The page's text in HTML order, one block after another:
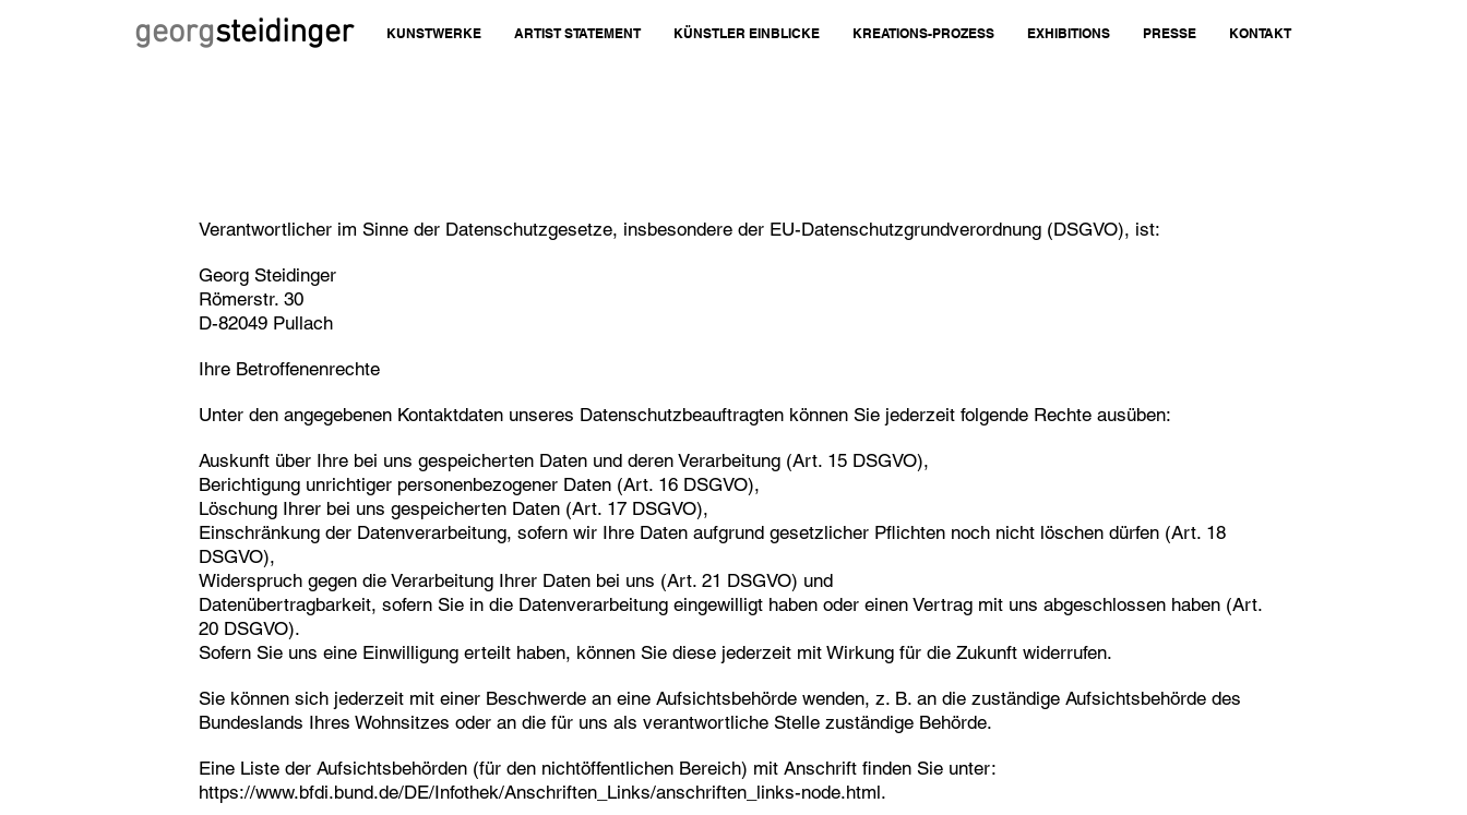
KUNSTWERKE ARTIST STATEMENT KÜNSTLER EINBLICKE KREATIONS-PROZESS EXHIBITIONS PRESSE KONTAKT
georgsteidinger
Verantwortlicher im Sinne der Datenschutzgesetze, insbesondere der EU-Datenschutzgrundverordnung (DSGVO), ist:
Georg Steidinger
Römerstr. 30
D-82049 Pullach
Ihre Betroffenenrechte
Unter den angegebenen Kontaktdaten unseres Datenschutzbeauftragten können Sie jederzeit folgende Rechte ausüben:
Auskunft über Ihre bei uns gespeicherten Daten und deren Verarbeitung (Art. 15 DSGVO),
Berichtigung unrichtiger personenbezogener Daten (Art. 16 DSGVO),
Löschung Ihrer bei uns gespeicherten Daten (Art. 17 DSGVO),
Einschränkung der Datenverarbeitung, sofern wir Ihre Daten aufgrund gesetzlicher Pflichten noch nicht löschen dürfen (Art. 18
DSGVO),
Widerspruch gegen die Verarbeitung Ihrer Daten bei uns (Art. 21 DSGVO) und
Datenübertragbarkeit, sofern Sie in die Datenverarbeitung eingewilligt haben oder einen Vertrag mit uns abgeschlossen haben (Art.
20 DSGVO).
Sofern Sie uns eine Einwilligung erteilt haben, können Sie diese jederzeit mit Wirkung für die Zukunft widerrufen.
Sie können sich jederzeit mit einer Beschwerde an eine Aufsichtsbehörde wenden, z. B. an die zuständige Aufsichtsbehörde des
Bundeslands Ihres Wohnsitzes oder an die für uns als verantwortliche Stelle zuständige Behörde.
Eine Liste der Aufsichtsbehörden (für den nichtöffentlichen Bereich) mit Anschrift finden Sie unter:
https://www.bfdi.bund.de/DE/Infothek/Anschriften_Links/anschriften_links-node.html.